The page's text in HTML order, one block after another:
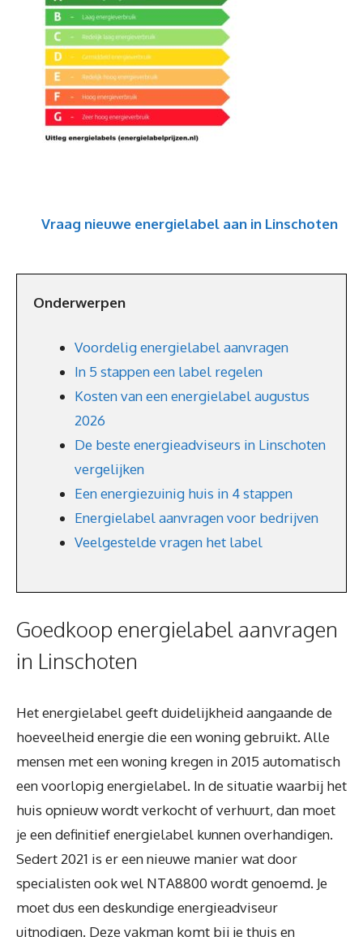
Vraag nieuwe energielabel aan in Linschoten
Onderwerpen
Voordelig energielabel aanvragen
In 5 stappen een label regelen
Kosten van een energielabel augustus
2026
De beste energieadviseurs in Linschoten
vergelijken
Een energiezuinig huis in 4 stappen
Energielabel aanvragen voor bedrijven
Veelgestelde vragen het label
Goedkoop energielabel aanvragen
in Linschoten
Het energielabel geeft duidelijkheid aangaande de
hoeveelheid energie die een woning gebruikt. Alle
mensen met een woning kregen in 2015 automatisch
een voorlopig energielabel. In de situatie waarbij het
huis opnieuw wordt verkocht of verhuurt, dan moet
je een definitief energielabel kunnen overhandigen.
Sedert 2021 is er een nieuwe manier wat door
specialisten ook wel NTA8800 wordt genoemd. Je
moet dus een deskundige energieadviseur
uitnodigen. Deze vakman komt bij je thuis en